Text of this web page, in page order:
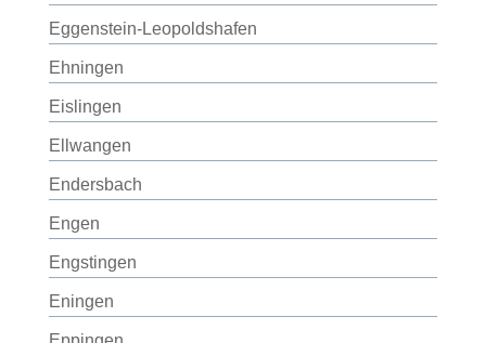
Eggenstein-Leopoldshafen
Ehningen
Eislingen
Ellwangen
Endersbach
Engen
Engstingen
Eningen